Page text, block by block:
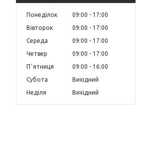
Понеділок 09:00
17:00
Вівторок
09:00
17:00
Середа
09:00
17:00
Четвер
09:00
17:00
Пʼятниця
09:00
16:00
Субота
Вихідний
Неділя
Вихідний